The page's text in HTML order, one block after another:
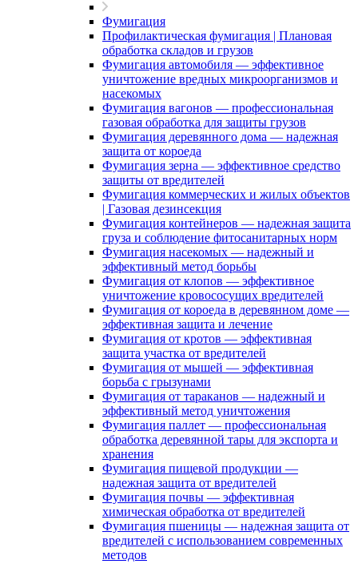
Фумигация
Профилактическая фумигация | Плановая
обработка складов и грузов
Фумигация автомобиля — эффективное
уничтожение вредных микроорганизмов и
насекомых
Фумигация вагонов — профессиональная
газовая обработка для защиты грузов
Фумигация деревянного дома — надежная
защита от короеда
Фумигация зерна — эффективное средство
защиты от вредителей
Фумигация коммерческих и жилых объектов
| Газовая дезинсекция
Фумигация контейнеров — надежная защита
груза и соблюдение фитосанитарных норм
Фумигация насекомых — надежный и
эффективный метод борьбы
Фумигация от клопов — эффективное
уничтожение кровососущих вредителей
Фумигация от короеда в деревянном доме —
эффективная защита и лечение
Фумигация от кротов — эффективная
защита участка от вредителей
Фумигация от мышей — эффективная
борьба с грызунами
Фумигация от тараканов — надежный и
эффективный метод уничтожения
Фумигация паллет — профессиональная
обработка деревянной тары для экспорта и
хранения
Фумигация пищевой продукции —
надежная защита от вредителей
Фумигация почвы — эффективная
химическая обработка от вредителей
Фумигация пшеницы — надежная защита от
вредителей с использованием современных
методов